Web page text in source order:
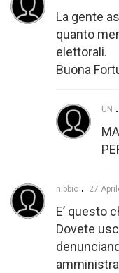
La gente
quanto
elettorali.
Buona
UN
nibbio 27
E’ questo
Dovete